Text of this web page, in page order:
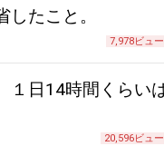
たこと。
7,978ビュー
１日14時間くらい
20,596ビュー